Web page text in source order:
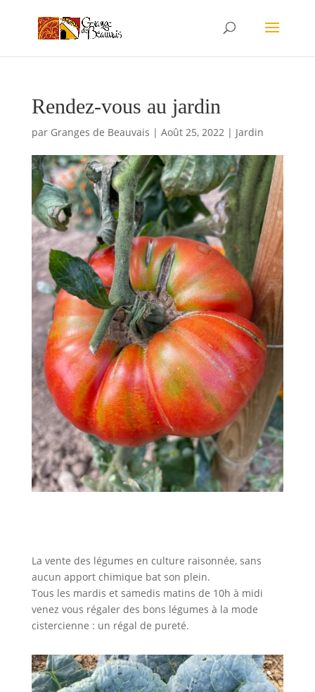
Rendez-vous au jardin
par Granges de Beauvais | Août 25, 2022| Jardin
La vente des légumes en culture raisonnée, sans
aucun apport chimique bat son plein.
Tous les mardis et samedis matins de 10h à midi
venez vous régaler des bons légumes à la mode
cistercienne : un régal de pureté.